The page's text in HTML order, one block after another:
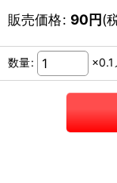
販売価格: 90円(
数量: ×0.1